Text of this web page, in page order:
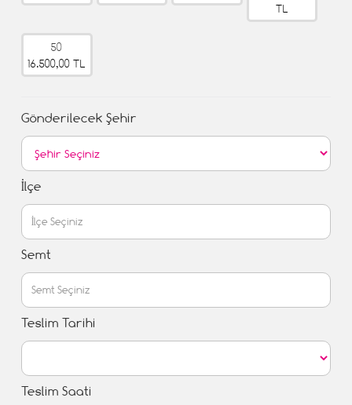
TL
50
16.500,00 TL
Gönderilecek Şehir
İlçe
Semt
Teslim Tarihi
Teslim Saati